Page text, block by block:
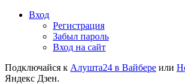
Вход
Регистрация
Забыл пароль
Вход на сайт
Подключайся к Алушта24 в Вайбере или
Яндекс Дзен.